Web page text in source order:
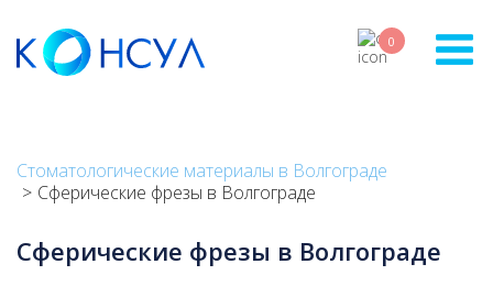
main
content
0
Стоматологические материалы в Волгограде
Сферические фрезы в Волгограде
Сферические фрезы в Волгограде